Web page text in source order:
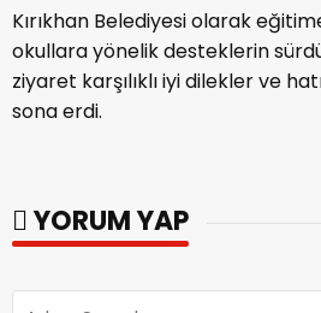
Kırıkhan Belediyesi olarak
okullara yönelik desteklerin
ziyaret karşılıklı iyi dilekler ve
sona erdi.
YORUM YAP